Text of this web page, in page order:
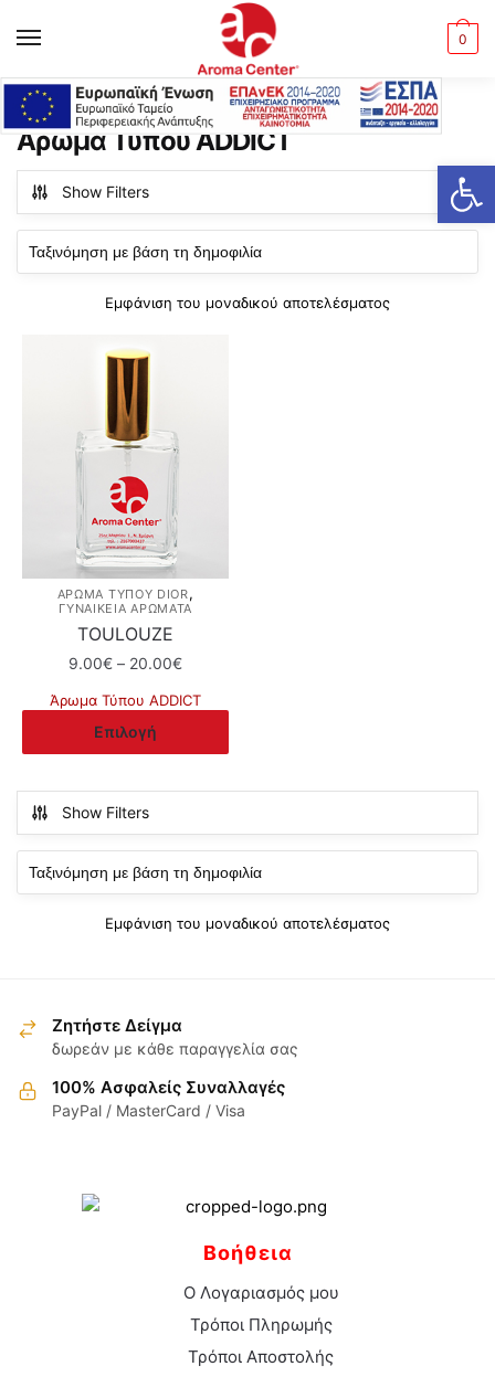
Ανοίξτε τη γραμμή εργαλείων
0
Αρχική σελίδα / Προϊόντα με ετικέτα “Άρωμα Τύπου ADDICT”
Άρωμα Τύπου ADDICT
Show Filters
Εμφάνιση του μοναδικού αποτελέσματος
ΆΡΩΜΑ ΤΎΠΟΥ DIOR,
ΓΥΝΑΙΚΕΙΑ ΑΡΩΜΑΤΑ
TOULOUZE
9.00€ – 20.00€Price
9.00€
20.00€
Άρωμα Τύπου ADDICT
Επιλογή
Αυτό
το
έχει
πολλαπλές
παραλλαγές.
Οι
μπορούν
στη
σελίδα
προϊόντος
Show Filters
Εμφάνιση του μοναδικού αποτελέσματος
Ζητήστε Δείγμα
δωρεάν με κάθε παραγγελία σας
100% Ασφαλείς Συναλλαγές
PayPal / MasterCard / Visa
Βοήθεια
Ο Λογαριασμός μου
Τρόποι Πληρωμής
Τρόποι Αποστολής